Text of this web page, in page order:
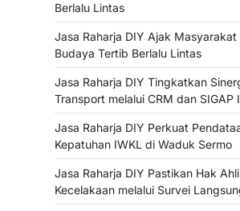
Berlalu Lintas
Jasa Raharja DIY Ajak Masyarakat
Budaya Tertib Berlalu Lintas
Jasa Raharja DIY Tingkatkan
Transport melalui CRM dan SIGAP
Jasa Raharja DIY Perkuat
Kepatuhan IWKL di Waduk Sermo
Jasa Raharja DIY Pastikan Hak
Kecelakaan melalui Survei